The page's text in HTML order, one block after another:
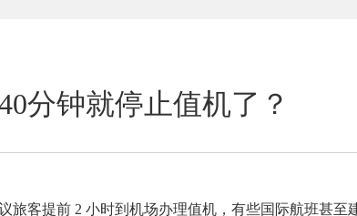
分钟就停止值机了？
旅客提前 2 小时到机场办理值机，有些国际航班甚至